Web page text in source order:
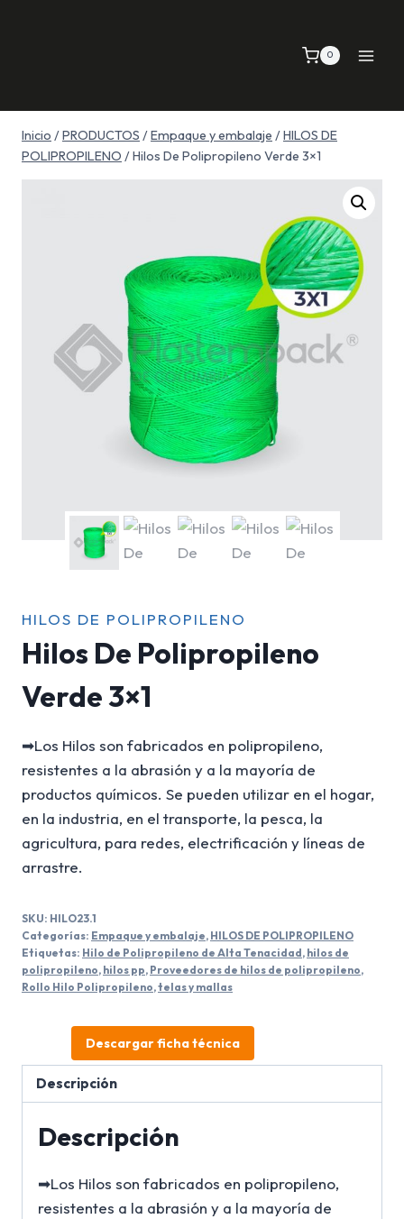
0
Inicio /PRODUCTOS /Empaque y embalaje /HILOS DE
POLIPROPILENO /Hilos De Polipropileno Verde 3×1
HILOS DE POLIPROPILENO
Hilos De Polipropileno
Verde 3×1
➡Los Hilos son fabricados en polipropileno,
resistentes a la abrasión y a la mayoría de
productos químicos. Se pueden utilizar en el hogar,
en la industria, en el transporte, la pesca, la
agricultura, para redes, electrificación y líneas de
arrastre.
SKU: HILO23.1
Categorías: Empaque y embalaje, HILOS DE POLIPROPILENO
Etiquetas: Hilo de Polipropileno de Alta Tenacidad, hilos de
polipropileno, hilos pp, Proveedores de hilos de polipropileno,
Rollo Hilo Polipropileno,telas y mallas
Descargar ficha técnica
Descripción
Descripción
➡Los Hilos son fabricados en polipropileno,
resistentes a la abrasión y a la mayoría de